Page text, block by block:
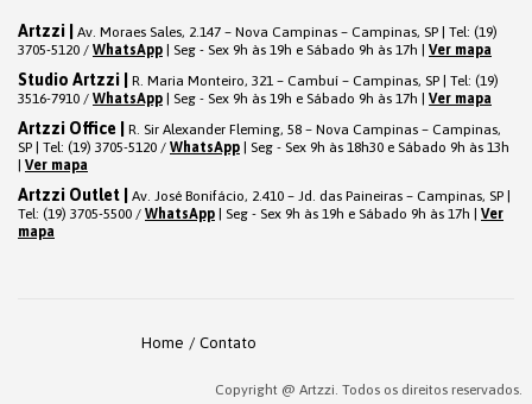
Artzzi | Av. Moraes Sales, 2.147 – Nova Campinas – Campinas, SP | Tel: (19)
3705-5120 / WhatsApp | Seg - Sex 9h às 19h e Sábado 9h às 17h | Ver mapa
Studio Artzzi | R. Maria Monteiro, 321 – Cambuí – Campinas, SP | Tel: (19)
3516-7910 / WhatsApp | Seg - Sex 9h às 19h e Sábado 9h às 17h | Ver mapa
Artzzi Office | R. Sir Alexander Fleming, 58 – Nova Campinas – Campinas,
SP | Tel: (19) 3705-5120 / WhatsApp | Seg - Sex 9h às 18h30 e Sábado 9h às 13h
Ver mapa
Artzzi Outlet | Av. José Bonifácio, 2.410 – Jd. das Paineiras – Campinas, SP |
Tel: (19) 3705-5500 / WhatsApp | Seg - Sex 9h às 19h e Sábado 9h às 17h | Ver
mapa
Home Contato
Copyright @ Artzzi. Todos os direitos reservados.